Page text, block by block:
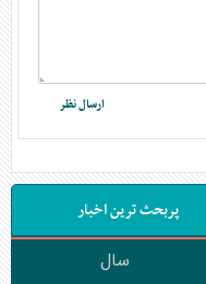
پربحث ترین اخبار
سال